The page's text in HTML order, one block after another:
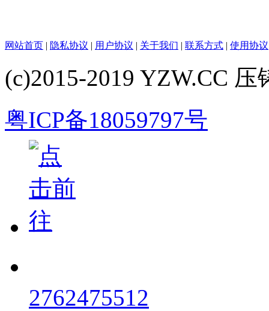
网站首页 | 隐私协议 | 用户协议 | 关于我们 | 联系方式 | 使用协议
(c)2015-2019 YZW.CC 压
粤ICP备18059797号
2762475512